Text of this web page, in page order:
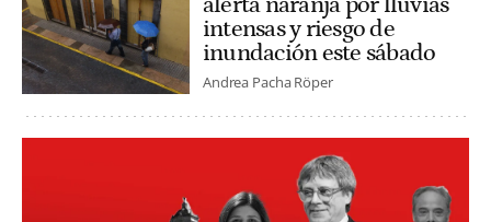
intensas y riesgo de
inundación este sábado
Andrea Pacha Röper